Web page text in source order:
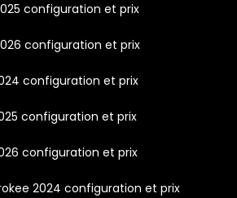
configuration et prix
configuration et prix
configuration et prix
configuration et prix
configuration et prix
2024 configuration et prix